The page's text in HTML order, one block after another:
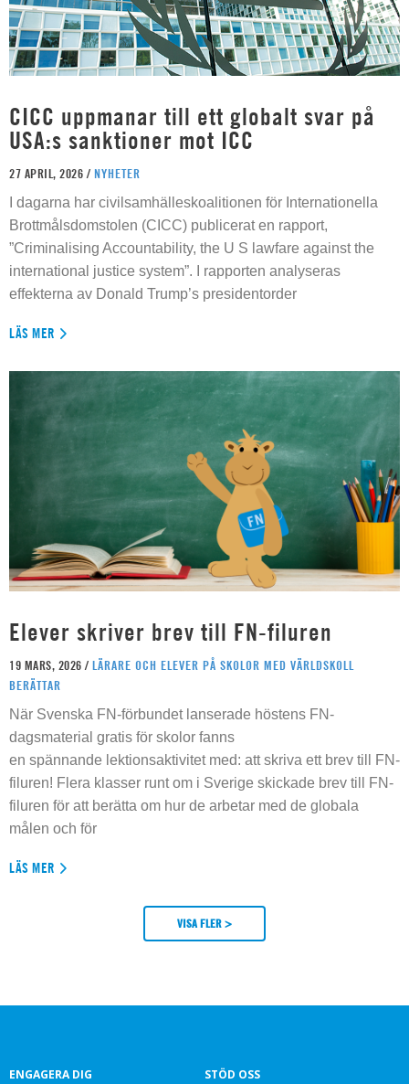
CICC uppmanar till ett globalt svar på
USA:s sanktioner mot ICC
27 APRIL, 2026 / NYHETER
I dagarna har civilsamhälleskoalitionen för Internationella
Brottmålsdomstolen (CICC) publicerat en rapport,
”Criminalising Accountability, the U S lawfare against the
international justice system”. I rapporten analyseras
effekterna av Donald Trump’s presidentorder
LÄS MER
Elever skriver brev till FN-filuren
19 MARS, 2026 / LÄRARE OCH ELEVER PÅ SKOLOR MED VÄRLDSKOLL
BERÄTTAR
När Svenska FN-förbundet lanserade höstens FN-
dagsmaterial gratis för skolor fanns
en spännande lektionsaktivitet med: att skriva ett brev till FN-
filuren! Flera klasser runt om i Sverige skickade brev till FN-
filuren för att berätta om hur de arbetar med de globala
målen och för
LÄS MER
VISA FLER >
ENGAGERA DIG STÖD OSS